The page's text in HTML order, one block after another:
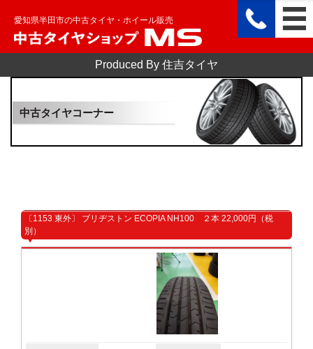
愛知県半田市の中古タイヤ・ホイール販売
Produced By 住吉タイヤ
中古タイヤコーナー
〔1153 東外〕 ブリヂストン ECOPIA NH100 ２本 22,000円（税
別）